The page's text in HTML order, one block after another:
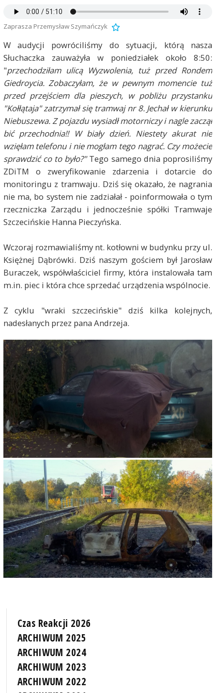
Zaprasza Przemysław Szymańczyk
W audycji powróciliśmy do sytuacji, którą nasza
Słuchaczka zauważyła w poniedziałek około 8:50:
"przechodziłam ulicą Wyzwolenia, tuż przed Rondem
Giedroycia. Zobaczyłam, że w pewnym momencie tuż
przed przejściem dla pieszych, w pobliżu przystanku
"Kołłątaja" zatrzymał się tramwaj nr 8. Jechał w kierunku
Niebuszewa. Z pojazdu wysiadł motorniczy i nagle zaczął
bić przechodnia!! W biały dzień. Niestety akurat nie
wzięłam telefonu i nie mogłam tego nagrać. Czy możecie
sprawdzić co to było?"Tego samego dnia poprosiliśmy
ZDiTM o zweryfikowanie zdarzenia i dotarcie do
monitoringu z tramwaju. Dziś się okazało, że nagrania
nie ma, bo system nie zadziałał - poinformowała o tym
rzeczniczka Zarządu i jednocześnie spółki Tramwaje
Szczecińskie Hanna Pieczyńska.
Wczoraj rozmawialiśmy nt. kotłowni w budynku przy ul.
Księżnej Dąbrówki. Dziś naszym gościem był Jarosław
Buraczek, współwłaściciel firmy, która instalowała tam
m.in. piec i która chce sprzedać urządzenia wspólnocie.
Z cyklu "wraki szczecińskie" dziś kilka kolejnych,
nadesłanych przez pana Andrzeja.
Czas Reakcji 2026
ARCHIWUM 2025
ARCHIWUM 2024
ARCHIWUM 2023
ARCHIWUM 2022